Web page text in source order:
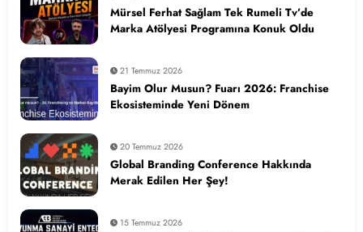
Mürsel Ferhat Sağlam Tek Rumeli Tv’de
Marka Atölyesi Programına Konuk Oldu
21 Temmuz 2026
Bayim Olur Musun? Fuarı 2026: Franchise
Ekosisteminde Yeni Dönem
20 Temmuz 2026
Global Branding Conference Hakkında
Merak Edilen Her Şey!
15 Temmuz 2026